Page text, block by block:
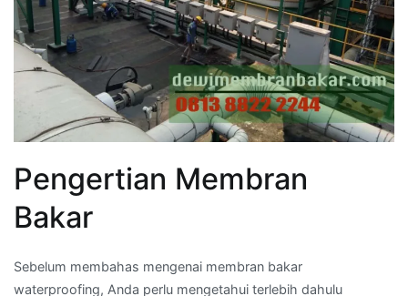
Pengertian Membran
Bakar
Sebelum membahas mengenai membran bakar
waterproofing, Anda perlu mengetahui terlebih dahulu